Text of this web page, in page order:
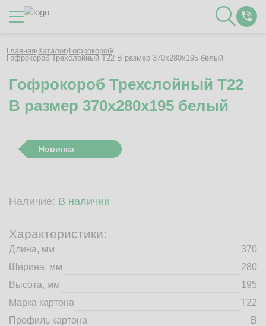
О Компании
Контакты
Полезное
Вакансии
Гофротара с печатью
Рассчитать стоимость упаковки
Пн-Пт 8:00 - 17:00
+7 (4832) 71-44-42
г. Брянск, Белобережская улица, 1А
© 2014 - 2026 | ООО ТД "Брянский картон" Все права защищены,
Главная/Каталог/Гофрокороб/
Гофрокороб Трехслойный Т22 B размер 370x280x195 белый
Гофрокороб Трехслойный Т22
B размер 370x280x195 белый
Новинка
Наличие: В наличии
Характеристики:
Длина, мм
370
Ширина, мм
280
Высота, мм
195
Марка картона
Т22
Профиль картона
B